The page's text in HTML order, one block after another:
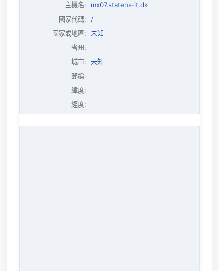
主機名:
mx07.statens-it.dk
國家代碼:
/
國家或地區:
未知
省州:
城市:
未知
郵編:
緯度:
經度: